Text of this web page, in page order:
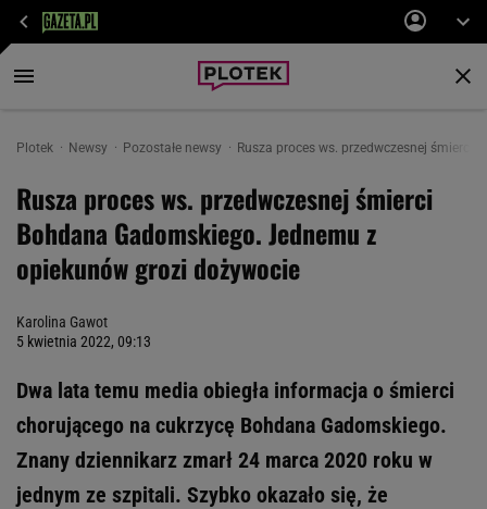
Plotek Newsy Pozostałe newsy Rusza proces ws. przedwczesnej śmierci
Rusza proces ws. przedwczesnej śmierci
Bohdana Gadomskiego. Jednemu z
opiekunów grozi dożywocie
Karolina Gawot
5 kwietnia 2022, 09:13
Dwa lata temu media obiegła informacja o śmierci
chorującego na cukrzycę Bohdana Gadomskiego.
Znany dziennikarz zmarł 24 marca 2020 roku w
jednym ze szpitali. Szybko okazało się, że